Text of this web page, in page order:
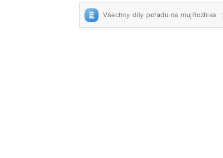
Všechny díly pořadu na mujRozhlas